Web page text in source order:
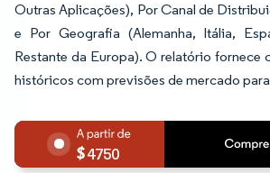
Outras Aplicações), Por Canal de
e Por Geografia (Alemanha, Itália,
Restante da Europa). O relatório fornece
históricos com previsões de mercado
4750